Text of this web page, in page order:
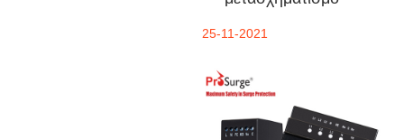
25-11-2021